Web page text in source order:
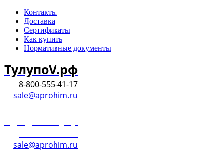
Контакты
Доставка
Сертификаты
Как купить
Нормативные документы
ТулупоV.рф
8-800-555-41-17
sale@aprohim.ru
sale@aprohim.ru